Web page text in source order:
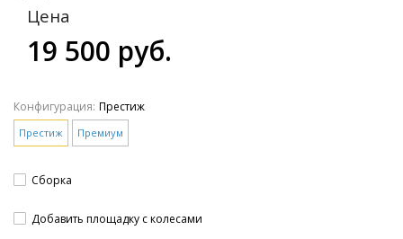
Цена
19 500 руб.
Конфигурация: Престиж
Престиж Премиум
Сборка
Добавить площадку с колесами